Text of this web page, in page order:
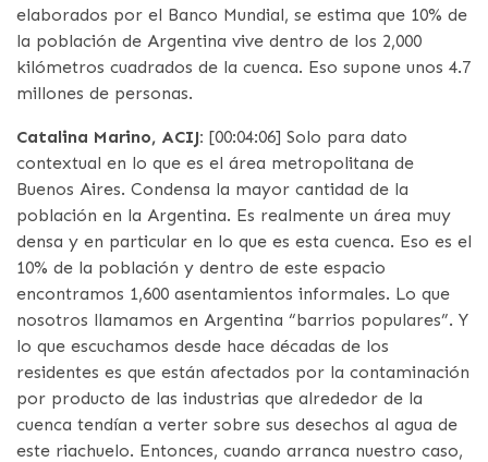
elaborados por el Banco Mundial, se estima que 10% de
la población de Argentina vive dentro de los 2,000
kilómetros cuadrados de la cuenca. Eso supone unos 4.7
millones de personas.
Catalina Marino, ACIJ: [00:04:06] Solo para dato
contextual en lo que es el área metropolitana de
Buenos Aires. Condensa la mayor cantidad de la
población en la Argentina. Es realmente un área muy
densa y en particular en lo que es esta cuenca. Eso es el
10% de la población y dentro de este espacio
encontramos 1,600 asentamientos informales. Lo que
nosotros llamamos en Argentina “barrios populares”. Y
lo que escuchamos desde hace décadas de los
residentes es que están afectados por la contaminación
por producto de las industrias que alrededor de la
cuenca tendían a verter sobre sus desechos al agua de
este riachuelo. Entonces, cuando arranca nuestro caso,